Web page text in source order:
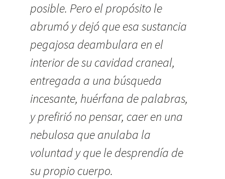
posible. Pero el propósito le
abrumó y dejó que esa sustancia
pegajosa deambulara en el
interior de su cavidad craneal,
entregada a una búsqueda
incesante, huérfana de palabras,
y prefirió no pensar, caer en una
nebulosa que anulaba la
voluntad y que le desprendía de
su propio cuerpo.